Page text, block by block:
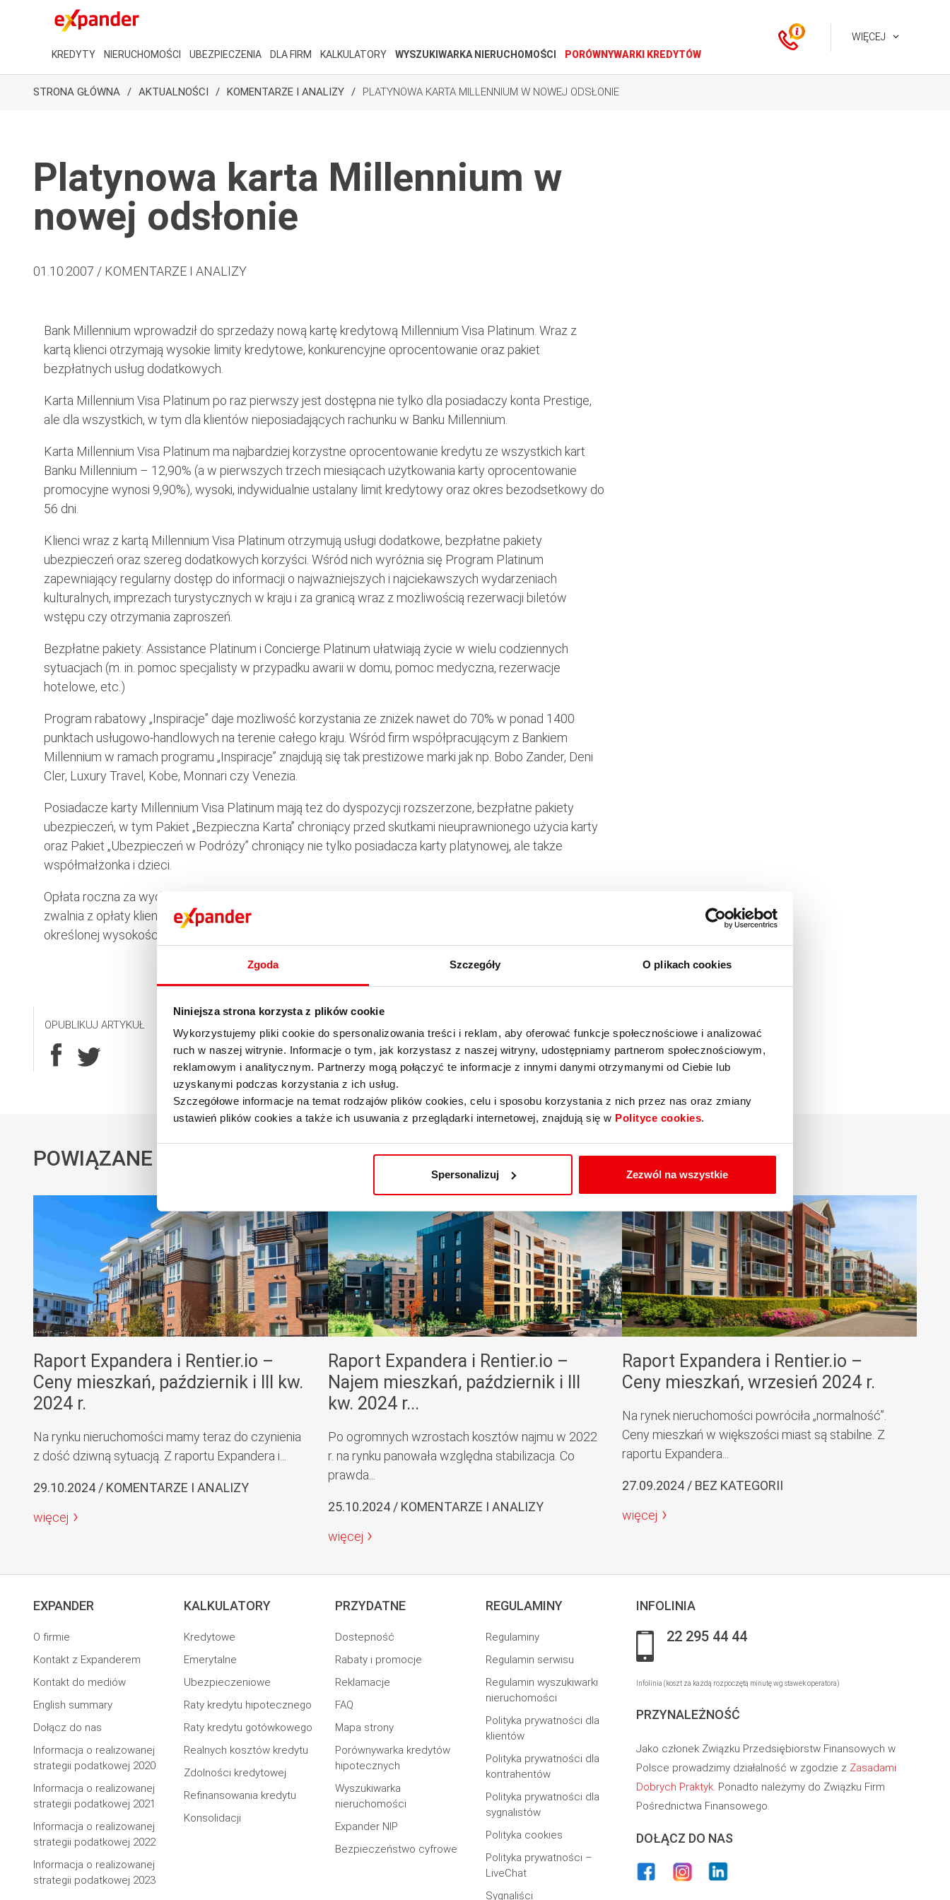
Zgoda Szczegóły O plikach cookies
Niniejsza strona korzysta z plików cookie
Wykorzystujemy pliki cookie do spersonalizowania treści i reklam, aby oferować funkcje społecznościowe i analizować
ruch w naszej witrynie. Informacje o tym, jak korzystasz z naszej witryny, udostępniamy partnerom społecznościowym,
reklamowym i analitycznym. Partnerzy mogą połączyć te informacje z innymi danymi otrzymanymi od Ciebie lub
uzyskanymi podczas korzystania z ich usług.
Szczegółowe informacje na temat rodzajów plików cookies, celu i sposobu korzystania z nich przez nas oraz zmiany
ustawień plików cookies a także ich usuwania z przeglądarki internetowej, znajdują się w Polityce cookies.
Spersonalizuj Zezwól na wszystkie
KREDYTY NIERUCHOMOŚCI UBEZPIECZENIA DLA FIRM KALKULATORY WYSZUKIWARKA NIERUCHOMOŚCI PORÓWNYWARKI KREDYTÓW
WIĘCEJ
STRONA GŁÓWNA AKTUALNOŚCI KOMENTARZE I ANALIZY PLATYNOWA KARTA MILLENNIUM W NOWEJ ODSŁONIE
Platynowa karta Millennium w
nowej odsłonie
01.10.2007 / KOMENTARZE I ANALIZY
Bank Millennium wprowadził do sprzedaży nową kartę kredytową Millennium Visa Platinum. Wraz z
kartą klienci otrzymają wysokie limity kredytowe, konkurencyjne oprocentowanie oraz pakiet
bezpłatnych usług dodatkowych.
Karta Millennium Visa Platinum po raz pierwszy jest dostępna nie tylko dla posiadaczy konta Prestige,
ale dla wszystkich, w tym dla klientów nieposiadających rachunku w Banku Millennium.
Karta Millennium Visa Platinum ma najbardziej korzystne oprocentowanie kredytu ze wszystkich kart
Banku Millennium – 12,90% (a w pierwszych trzech miesiącach użytkowania karty oprocentowanie
promocyjne wynosi 9,90%), wysoki, indywidualnie ustalany limit kredytowy oraz okres bezodsetkowy do
56 dni.
Klienci wraz z kartą Millennium Visa Platinum otrzymują usługi dodatkowe, bezpłatne pakiety
ubezpieczeń oraz szereg dodatkowych korzyści. Wśród nich wyróżnia się Program Platinum
zapewniający regularny dostęp do informacji o najważniejszych i najciekawszych wydarzeniach
kulturalnych, imprezach turystycznych w kraju i za granicą wraz z możliwością rezerwacji biletów
wstępu czy otrzymania zaproszeń.
Bezpłatne pakiety: Assistance Platinum i Concierge Platinum ułatwiają życie w wielu codziennych
sytuacjach (m. in. pomoc specjalisty w przypadku awarii w domu, pomoc medyczna, rezerwacje
hotelowe, etc.)
Program rabatowy „Inspiracje” daje możliwość korzystania ze zniżek nawet do 70% w ponad 1400
punktach usługowo-handlowych na terenie całego kraju. Wśród firm współpracującym z Bankiem
Millennium w ramach programu „Inspiracje” znajdują się tak prestiżowe marki jak np. Bobo Zander, Deni
Cler, Luxury Travel, Kobe, Monnari czy Venezia.
Posiadacze karty Millennium Visa Platinum mają też do dyspozycji rozszerzone, bezpłatne pakiety
ubezpieczeń, w tym Pakiet „Bezpieczna Karta” chroniący przed skutkami nieuprawnionego użycia karty
oraz Pakiet „Ubezpieczeń w Podróży” chroniący nie tylko posiadacza karty platynowej, ale także
współmałżonka i dzieci.
Opłata roczna za wydanie i użytkowanie karty Millennium Visa Platinum wynosi 500 zł, jednak bank
zwalnia z opłaty klientom aktywnie używającym kartę lub posiadającym aktywa w Millennium w
określonej wysokości.
OPUBLIKUJ ARTYKUŁ
POWIĄZANE AKTUALNOŚCI
Raport Expandera i Rentier.io –
Ceny mieszkań, październik i III kw.
2024 r.
Na rynku nieruchomości mamy teraz do czynienia
z dość dziwną sytuacją. Z raportu Expandera i...
29.10.2024 / KOMENTARZE I ANALIZY
więcej
Raport Expandera i Rentier.io –
Najem mieszkań, październik i III
kw. 2024 r...
Po ogromnych wzrostach kosztów najmu w 2022
r. na rynku panowała względna stabilizacja. Co
prawda...
25.10.2024 / KOMENTARZE I ANALIZY
więcej
Raport Expandera i Rentier.io –
Ceny mieszkań, wrzesień 2024 r.
Na rynek nieruchomości powróciła „normalność”.
Ceny mieszkań w większości miast są stabilne. Z
raportu Expandera...
27.09.2024 / BEZ KATEGORII
więcej
EXPANDER
O firmie
Kontakt z Expanderem
Kontakt do mediów
English summary
Dołącz do nas
Informacja o realizowanej
strategii podatkowej 2020
Informacja o realizowanej
strategii podatkowej 2021
Informacja o realizowanej
strategii podatkowej 2022
Informacja o realizowanej
strategii podatkowej 2023
KALKULATORY
Kredytowe
Emerytalne
Ubezpieczeniowe
Raty kredytu hipotecznego
Raty kredytu gotówkowego
Realnych kosztów kredytu
Zdolności kredytowej
Refinansowania kredytu
Konsolidacji
PRZYDATNE
Dostepność
Rabaty i promocje
Reklamacje
FAQ
Mapa strony
Porównywarka kredytów
hipotecznych
Wyszukiwarka
nieruchomości
Expander NIP
Bezpieczeństwo cyfrowe
REGULAMINY
Regulaminy
Regulamin serwisu
Regulamin wyszukiwarki
nieruchomości
Polityka prywatności dla
klientów
Polityka prywatności dla
kontrahentów
Polityka prywatności dla
sygnalistów
Polityka cookies
Polityka prywatności –
LiveChat
Sygnaliści
INFOLINIA
22 295 44 44
Infolinia (koszt za każdą rozpoczętą minutę wg stawek operatora)
PRZYNALEŻNOŚĆ
Jako członek Związku Przedsiębiorstw Finansowych w
Polsce prowadzimy działalność w zgodzie z Zasadami
Dobrych Praktyk. Ponadto należymy do Związku Firm
Pośrednictwa Finansowego.
DOŁĄCZ DO NAS